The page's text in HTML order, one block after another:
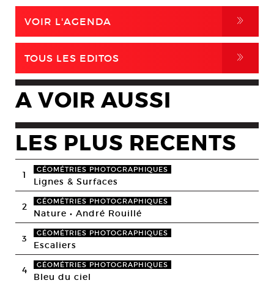
VOIR L'AGENDA ,
TOUS LES EDITOS ,
A VOIR AUSSI
LES PLUS RECENTS
1 GÉOMÉTRIES PHOTOGRAPHIQUES
Lignes & Surfaces
2 GÉOMÉTRIES PHOTOGRAPHIQUES
Nature • André Rouillé
3 GÉOMÉTRIES PHOTOGRAPHIQUES
Escaliers
4 GÉOMÉTRIES PHOTOGRAPHIQUES
Bleu du ciel